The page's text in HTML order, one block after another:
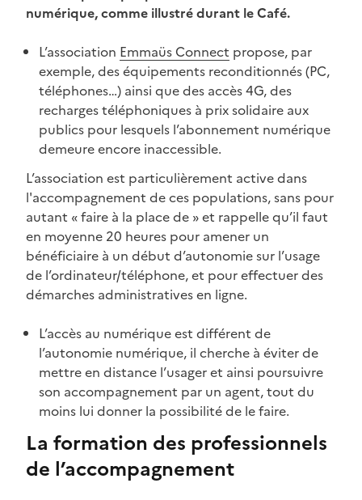
numérique, comme illustré durant le Café.
L’association Emmaüs Connect propose, par
exemple, des équipements reconditionnés (PC,
téléphones…) ainsi que des accès 4G, des
recharges téléphoniques à prix solidaire aux
publics pour lesquels l’abonnement numérique
demeure encore inaccessible.
L’association est particulièrement active dans
l'accompagnement de ces populations, sans pour
autant « faire à la place de » et rappelle qu’il faut
en moyenne 20 heures pour amener un
bénéficiaire à un début d’autonomie sur l’usage
de l’ordinateur/téléphone, et pour effectuer des
démarches administratives en ligne.
L’accès au numérique est différent de
l’autonomie numérique, il cherche à éviter de
mettre en distance l’usager et ainsi poursuivre
son accompagnement par un agent, tout du
moins lui donner la possibilité de le faire.
La formation des professionnels
de l’accompagnement